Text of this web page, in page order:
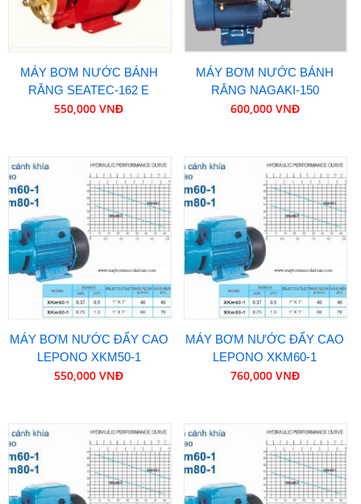
MÁY BƠM NƯỚC BÁNH
RĂNG SEATEC-162 E
550,000 VNĐ
MÁY BƠM NƯỚC BÁNH
RĂNG NAGAKI-150
600,000 VNĐ
MÁY BƠM NƯỚC ĐẨY CAO
LEPONO XKM50-1
550,000 VNĐ
MÁY BƠM NƯỚC ĐẨY CAO
LEPONO XKM60-1
760,000 VNĐ